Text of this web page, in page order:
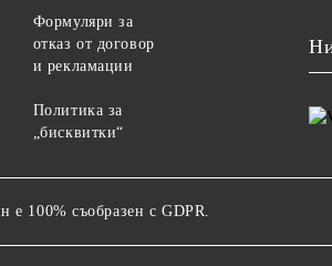
Формуляри за
отказ от договор
и рекламации
Политика за
„бисквитки“
е 100% съобразен с GDPR.